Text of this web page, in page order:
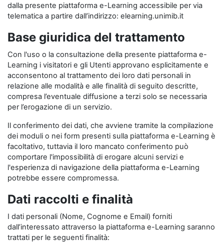
dalla presente piattaforma e-Learning accessibile per via
telematica a partire dall’indirizzo: elearning.unimib.it
Base giuridica del trattamento
Con l'uso o la consultazione della presente piattaforma e-
Learning i visitatori e gli Utenti approvano esplicitamente e
acconsentono al trattamento dei loro dati personali in
relazione alle modalità e alle finalità di seguito descritte,
compresa l’eventuale diffusione a terzi solo se necessaria
per l’erogazione di un servizio.
Il conferimento dei dati, che avviene tramite la compilazione
dei moduli o nei form presenti sulla piattaforma e-Learning è
facoltativo, tuttavia il loro mancato conferimento può
comportare l'impossibilità di erogare alcuni servizi e
l'esperienza di navigazione della piattaforma e-Learning
potrebbe essere compromessa.
Dati raccolti e finalità
I dati personali (Nome, Cognome e Email) forniti
dall’interessato attraverso la piattaforma e-Learning saranno
trattati per le seguenti finalità: